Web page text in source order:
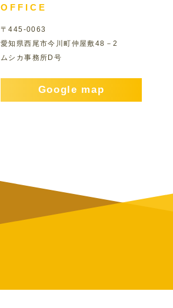
OFFICE
〒445-0063
愛知県西尾市今川町仲屋敷48－2
ムシカ事務所D号
Google map